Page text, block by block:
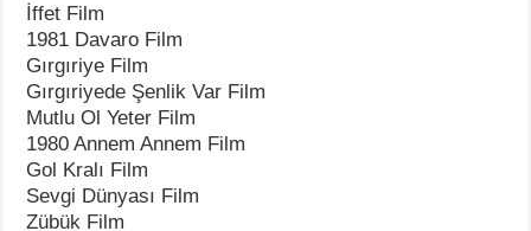
İffet Film
1981 Davaro Film
Gırgıriye Film
Gırgıriyede Şenlik Var Film
Mutlu Ol Yeter Film
1980 Annem Annem Film
Gol Kralı Film
Sevgi Dünyası Film
Zübük Film